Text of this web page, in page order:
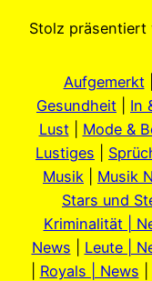
Stolz präsentiert
Aufgemerkt|
Gesundheit
In
Lust| Mode &
Lustiges
Musik
Musik
Stars und
Kriminalität |
News
Leute |
Royals | News